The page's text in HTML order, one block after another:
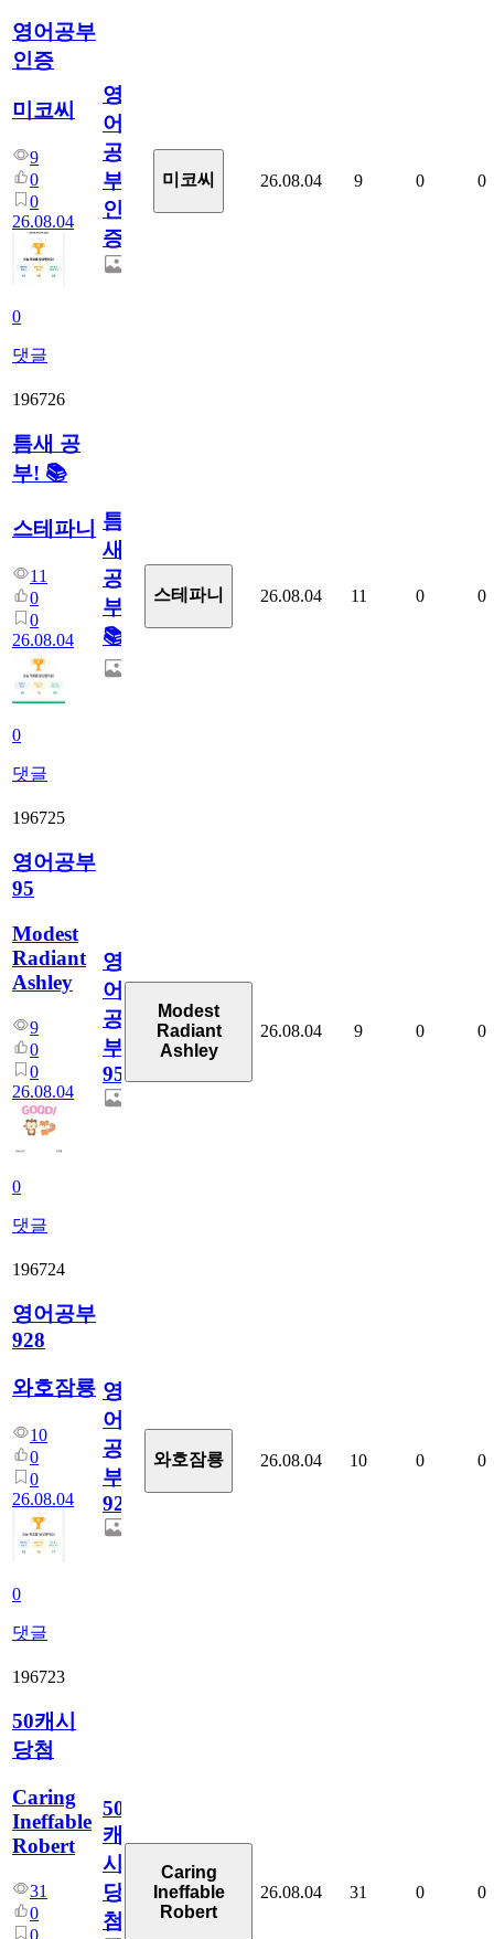
영어공부
인증
미코씨
9
0
0
26.08.04
0
댓글
영
어
공
부
인
증
미코씨 26.08.04 9 0 0
196726
틈새 공
부! 📚
스테파니
11
0
0
26.08.04
0
댓글
틈
새
공
부!
📚
스테파니 26.08.04 11 0 0
196725
영어공부
95
Modest
Radiant
Ashley
9
0
0
26.08.04
0
댓글
영
어
공
부
95
Modest
Radiant
Ashley
26.08.04 9 0 0
196724
영어공부
928
와호잠룡
10
0
0
26.08.04
0
댓글
영
어
공
부
928
와호잠룡 26.08.04 10 0 0
196723
50캐시
당첨
Caring
Ineffable
Robert
31
0
0
50
캐
시
당
첨
Caring
Ineffable
Robert
26.08.04 31 0 0